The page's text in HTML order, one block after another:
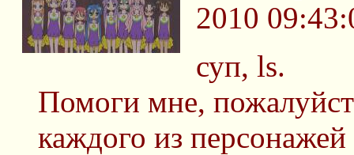
2010
суп, ls.
Помоги мне,
каждого из